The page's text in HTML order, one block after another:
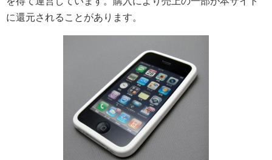
に還元されることがあります。